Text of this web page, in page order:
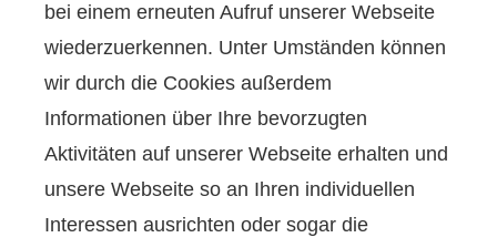
bei einem erneuten Aufruf unserer Webseite
wiederzuerkennen. Unter Umständen können
wir durch die Cookies außerdem
Informationen über Ihre bevorzugten
Aktivitäten auf unserer Webseite erhalten und
unsere Webseite so an Ihren individuellen
Interessen ausrichten oder sogar die